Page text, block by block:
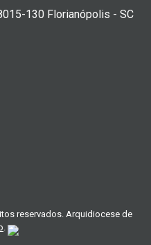
130 Florianópolis - SC
reservados. Arquidiocese de
.